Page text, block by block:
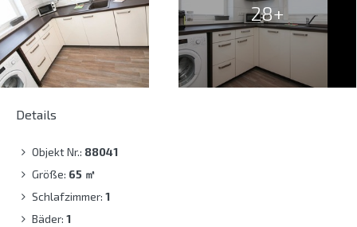
28+
Details
Objekt Nr.: 88041
Größe: 65 ㎡
Schlafzimmer: 1
Bäder: 1